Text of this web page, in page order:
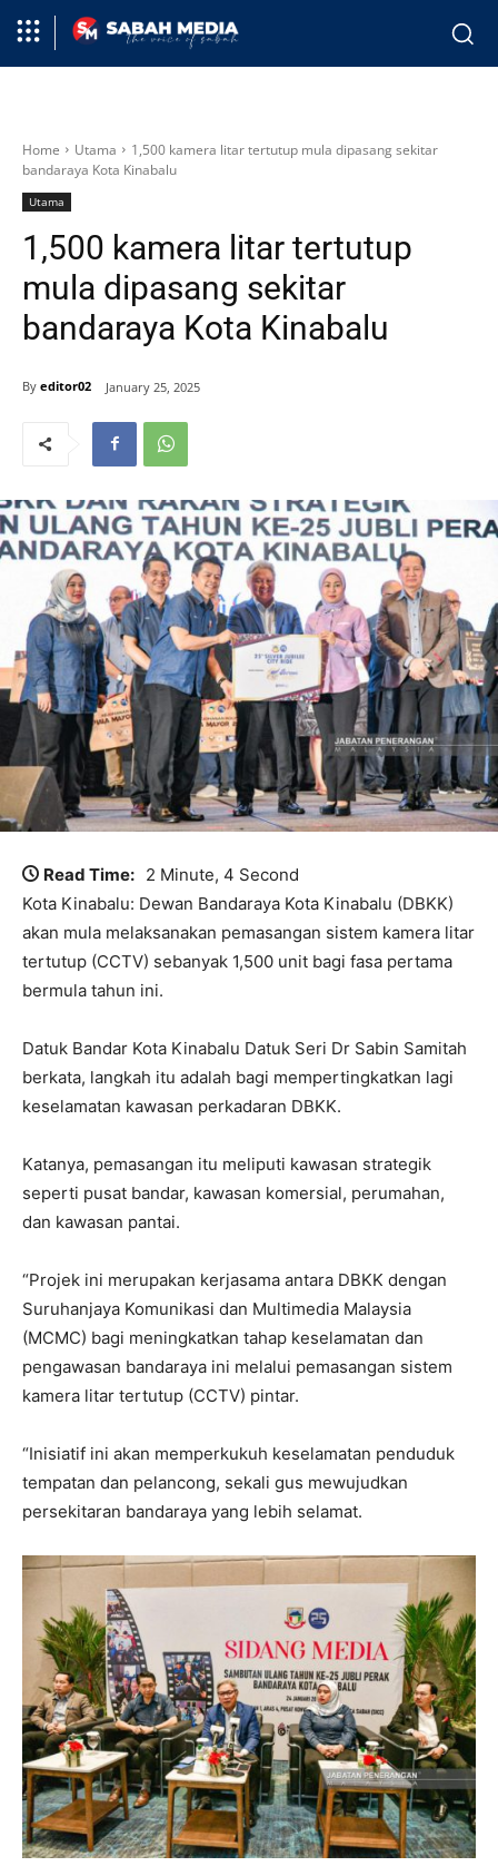
Home Utama
1,500 kamera litar tertutup mula dipasang sekitar
bandaraya Kota Kinabalu
Utama
1,500 kamera litar tertutup
mula dipasang sekitar
bandaraya Kota Kinabalu
By editor02 January 25, 2025
Read Time: 2 Minute, 4 Second
Kota Kinabalu: Dewan Bandaraya Kota Kinabalu (DBKK)
akan mula melaksanakan pemasangan sistem kamera litar
tertutup (CCTV) sebanyak 1,500 unit bagi fasa pertama
bermula tahun ini.
Datuk Bandar Kota Kinabalu Datuk Seri Dr Sabin Samitah
berkata, langkah itu adalah bagi mempertingkatkan lagi
keselamatan kawasan perkadaran DBKK.
Katanya, pemasangan itu meliputi kawasan strategik
seperti pusat bandar, kawasan komersial, perumahan,
dan kawasan pantai.
“Projek ini merupakan kerjasama antara DBKK dengan
Suruhanjaya Komunikasi dan Multimedia Malaysia
(MCMC) bagi meningkatkan tahap keselamatan dan
pengawasan bandaraya ini melalui pemasangan sistem
kamera litar tertutup (CCTV) pintar.
“Inisiatif ini akan memperkukuh keselamatan penduduk
tempatan dan pelancong, sekali gus mewujudkan
persekitaran bandaraya yang lebih selamat.